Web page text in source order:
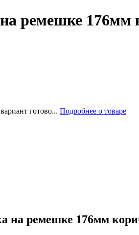
ремешке 176мм
готово... Подробнее о товаре
на ремешке 176мм